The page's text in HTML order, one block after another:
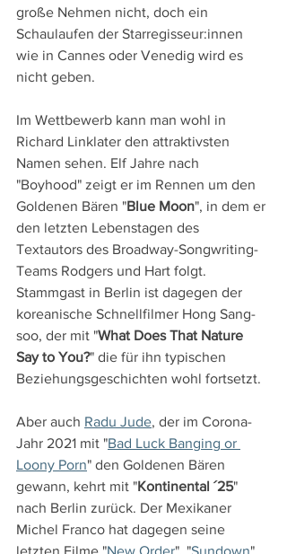
große Nehmen nicht, doch ein
Schaulaufen der Starregisseur:innen
wie in Cannes oder Venedig wird es
nicht geben.
Im Wettbewerb kann man wohl in
Richard Linklater den attraktivsten
Namen sehen. Elf Jahre nach
"Boyhood" zeigt er im Rennen um den
Goldenen Bären "Blue Moon", in dem er
den letzten Lebenstagen des
Textautors des Broadway-Songwriting-
Teams Rodgers und Hart folgt.
Stammgast in Berlin ist dagegen der
koreanische Schnellfilmer Hong Sang-
soo, der mit "What Does That Nature
Say to You?" die für ihn typischen
Beziehungsgeschichten wohl fortsetzt.
Aber auch Radu Jude, der im Corona-
Jahr 2021 mit "Bad Luck Banging or
Loony Porn" den Goldenen Bären
gewann, kehrt mit "Kontinental ´25"
nach Berlin zurück. Der Mexikaner
Michel Franco hat dagegen seine